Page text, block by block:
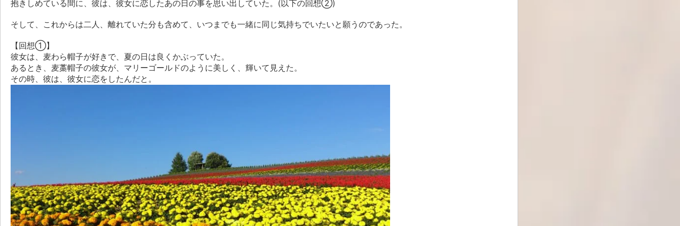
抱きしめている間に、彼は、彼女に恋したあの日の事を思い出していた。(以下の回想②)
そして、これからは二人、離れていた分も含めて、いつまでも一緒に同じ気持ちでいたいと願うのであった。
【回想①】
彼女は、麦わら帽子が好きで、夏の日は良くかぶっていた。
あるとき、麦藁帽子の彼女が、マリーゴールドのように美しく、輝いて見えた。
その時、彼は、彼女に恋をしたんだと。